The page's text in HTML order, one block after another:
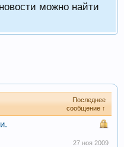
можно найти
Последнее
сообщение ↑
27 ноя 2009